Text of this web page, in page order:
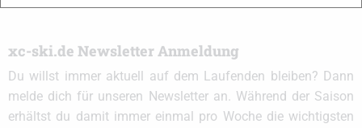
xc-ski.de Newsletter Anmeldung
Du willst immer aktuell auf dem Laufenden bleiben? Dann
melde dich für unseren Newsletter an. Während der Saison
erhältst du damit immer einmal pro Woche die wichtigsten